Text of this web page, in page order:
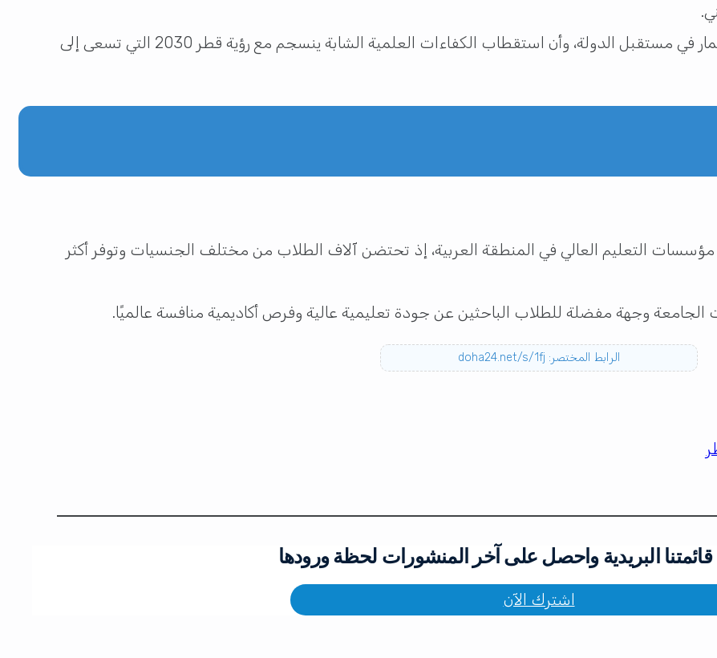
كما شددت على أن الاستثمار في التعليم هو استثمار في مستقبل الدولة، وأن استقطاب الكفاءات العلمية الشابة ينسجم مع رؤية قطر 2030 التي تسعى إلى
التعليم العالي في المنطقة العربية، إذ تحتضن آلاف الطلاب من مختلف الجنسيات وتوفر أكثر
الجامعة وجهة مفضلة للطلاب الباحثين عن جودة تعليمية عالية وفرص أكاديمية منافسة عالميًا.
الرابط المختصر: doha24.net/s/1fj
البريدية واحصل على آخر المنشورات لحظة ورودها
اشترك الآن